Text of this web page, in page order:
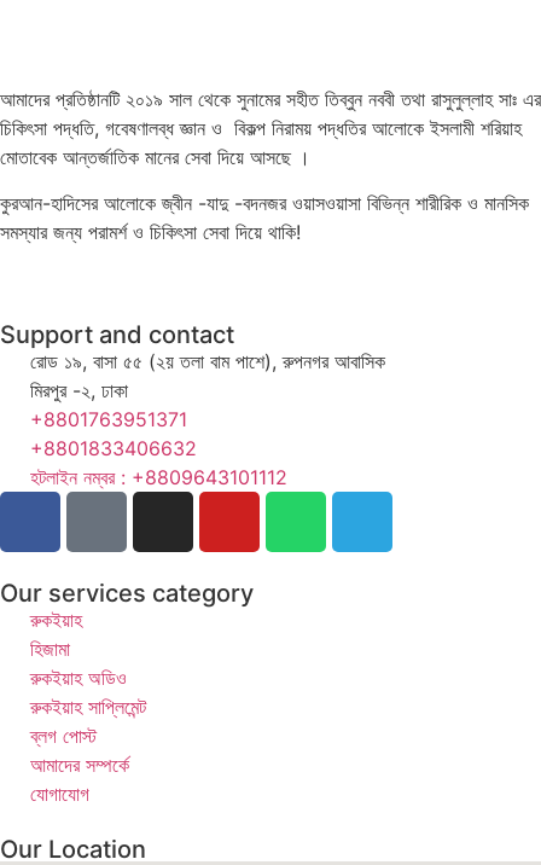
আমাদের প্রতিষ্ঠানটি ২০১৯ সাল থেকে সুনামের সহীত তিব্বুন নববী তথা রাসুলুল্লাহ সাঃ এর
চিকিৎসা পদ্ধতি, গবেষণালব্ধ জ্ঞান ও বিকল্প নিরাময় পদ্ধতির আলোকে ইসলামী শরিয়াহ
মোতাবেক আন্তর্জাতিক মানের সেবা দিয়ে আসছে ।
কুরআন-হাদিসের আলোকে জ্বীন -যাদু -বদনজর ওয়াসওয়াসা বিভিন্ন শারীরিক ও মানসিক
সমস্যার জন্য পরামর্শ ও চিকিৎসা সেবা দিয়ে থাকি!
Support and contact
রোড ১৯, বাসা ৫৫ (২য় তলা বাম পাশে), রুপনগর আবাসিক
মিরপুর -২, ঢাকা
+8801763951371
+8801833406632
হটলাইন নম্বর : +8809643101112
Our services category
রুকইয়াহ
হিজামা
রুকইয়াহ অডিও
রুকইয়াহ সাপ্লিমেন্ট
ব্লগ পোস্ট
আমাদের সম্পর্কে
যোগাযোগ
Our Location